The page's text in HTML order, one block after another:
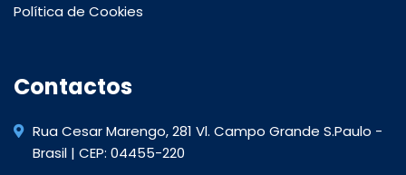
Política de Cookies
Contactos
Rua Cesar Marengo, 281 Vl. Campo Grande S.Paulo -
Brasil | CEP: 04455-220